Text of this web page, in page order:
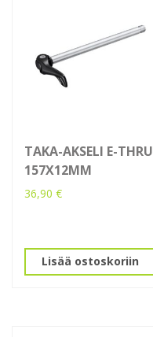
TAKA-AKSELI E-THRU
157X12MM
36,90 €
Lisää ostoskoriin